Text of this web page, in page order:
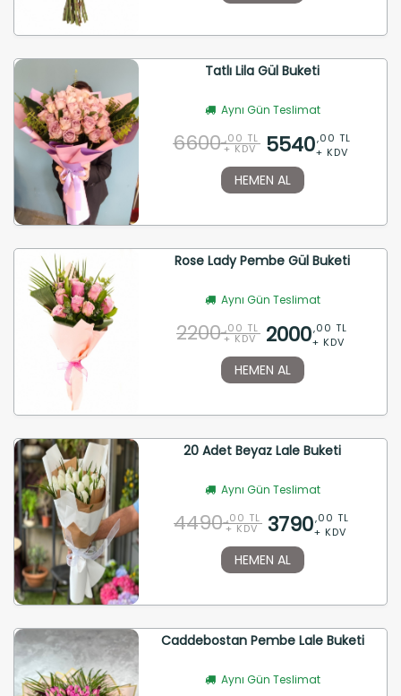
Tatlı Lila Gül Buketi
Aynı Gün Teslimat
6600 ,00 TL
+ KDV 5540,00 TL
+ KDV
HEMEN AL
Rose Lady Pembe Gül Buketi
Aynı Gün Teslimat
2200 ,00 TL
+ KDV 2000,00 TL
+ KDV
HEMEN AL
20 Adet Beyaz Lale Buketi
Aynı Gün Teslimat
4490 ,00 TL
+ KDV 3790,00 TL
+ KDV
HEMEN AL
Caddebostan Pembe Lale Buketi
Aynı Gün Teslimat